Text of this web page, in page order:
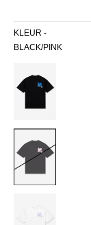
KLEUR -
BLACK/PINK
WHITE/LILAC